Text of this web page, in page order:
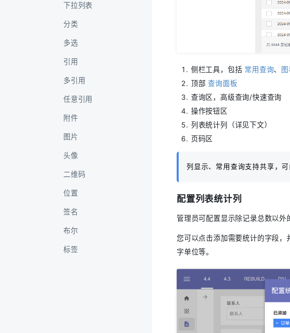
下拉列表
分类
多选
引用
多引用
任意引用
附件
图片
头像
二维码
位置
签名
布尔
标签
侧栏工具，包括 常用查询、
顶部查询面板
查询区，高级查询/快速查询
操作按钮区
列表统计列（详见下文）
页码区
列显示、常用查询支持共享，
配置列表统计列
管理员可配置显示除记录总数以
您可以点击添加需要统计的字段
字单位等。